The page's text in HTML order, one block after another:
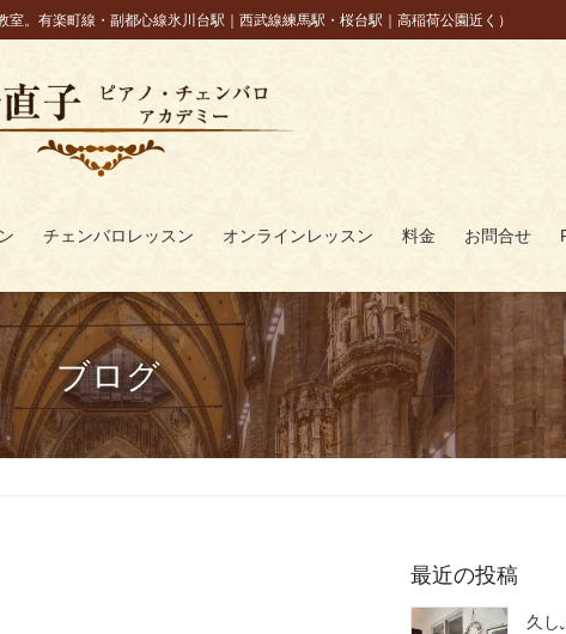
。有楽町線・副都心線氷川台駅｜西武線練馬駅・桜台駅｜高稲荷公園近く）
チェンバロレッスン オンラインレッスン 料金 お問合せ
ブログ
最近の投稿
久し